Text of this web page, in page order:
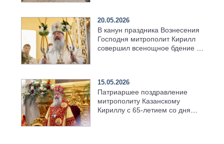
20.05.2026
В канун праздника Вознесения
Господня митрополит Кирилл
совершил всенощное бдение в
15.05.2026
Патриаршее поздравление
митрополиту Казанскому
Кириллу с 65-летием со дня